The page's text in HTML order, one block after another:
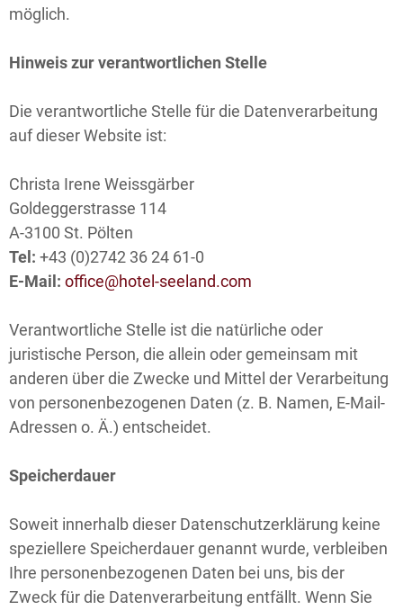
möglich.
Hinweis zur verantwortlichen Stelle
Die verantwortliche Stelle für die Datenverarbeitung
auf dieser Website ist:
Christa Irene Weissgärber
Goldeggerstrasse 114
A-3100 St. Pölten
Tel: +43 (0)2742 36 24 61-0
E-Mail: office@hotel-seeland.com
Verantwortliche Stelle ist die natürliche oder
juristische Person, die allein oder gemeinsam mit
anderen über die Zwecke und Mittel der Verarbeitung
von personenbezogenen Daten (z. B. Namen, E-Mail-
Adressen o. Ä.) entscheidet.
Speicherdauer
Soweit innerhalb dieser Datenschutzerklärung keine
speziellere Speicherdauer genannt wurde, verbleiben
Ihre personenbezogenen Daten bei uns, bis der
Zweck für die Datenverarbeitung entfällt. Wenn Sie